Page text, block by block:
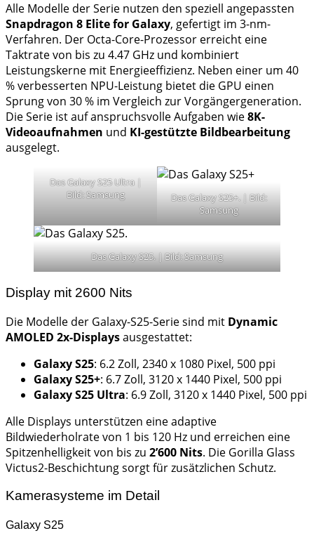
Alle Modelle der Serie nutzen den speziell angepassten
Snapdragon 8 Elite for Galaxy, gefertigt im 3-nm-
Verfahren. Der Octa-Core-Prozessor erreicht eine
Taktrate von bis zu 4.47 GHz und kombiniert
Leistungskerne mit Energieeffizienz. Neben einer um 40
% verbesserten NPU-Leistung bietet die GPU einen
Sprung von 30 % im Vergleich zur Vorgängergeneration.
Die Serie ist auf anspruchsvolle Aufgaben wie8K-
Videoaufnahmen und KI-gestützte Bildbearbeitung
ausgelegt.
Das Galaxy S25 Ultra |
Bild: Samsung
Das Galaxy S25+. | Bild:
Samsung
Das Galaxy S25. | Bild: Samsung
Display mit 2600 Nits
Die Modelle der Galaxy-S25-Serie sind mit Dynamic
AMOLED 2x-Displaysausgestattet:
Galaxy S25: 6.2 Zoll, 2340 x 1080 Pixel, 500 ppi
Galaxy S25+: 6.7 Zoll, 3120 x 1440 Pixel, 500 ppi
Galaxy S25 Ultra: 6.9 Zoll, 3120 x 1440 Pixel, 500 ppi
Alle Displays unterstützen eine adaptive
Bildwiederholrate von 1 bis 120 Hz und erreichen eine
Spitzenhelligkeit von bis zu 2’600 Nits. Die Gorilla Glass
Victus2-Beschichtung sorgt für zusätzlichen Schutz.
Kamerasysteme im Detail
Galaxy S25